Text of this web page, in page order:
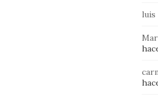
luis